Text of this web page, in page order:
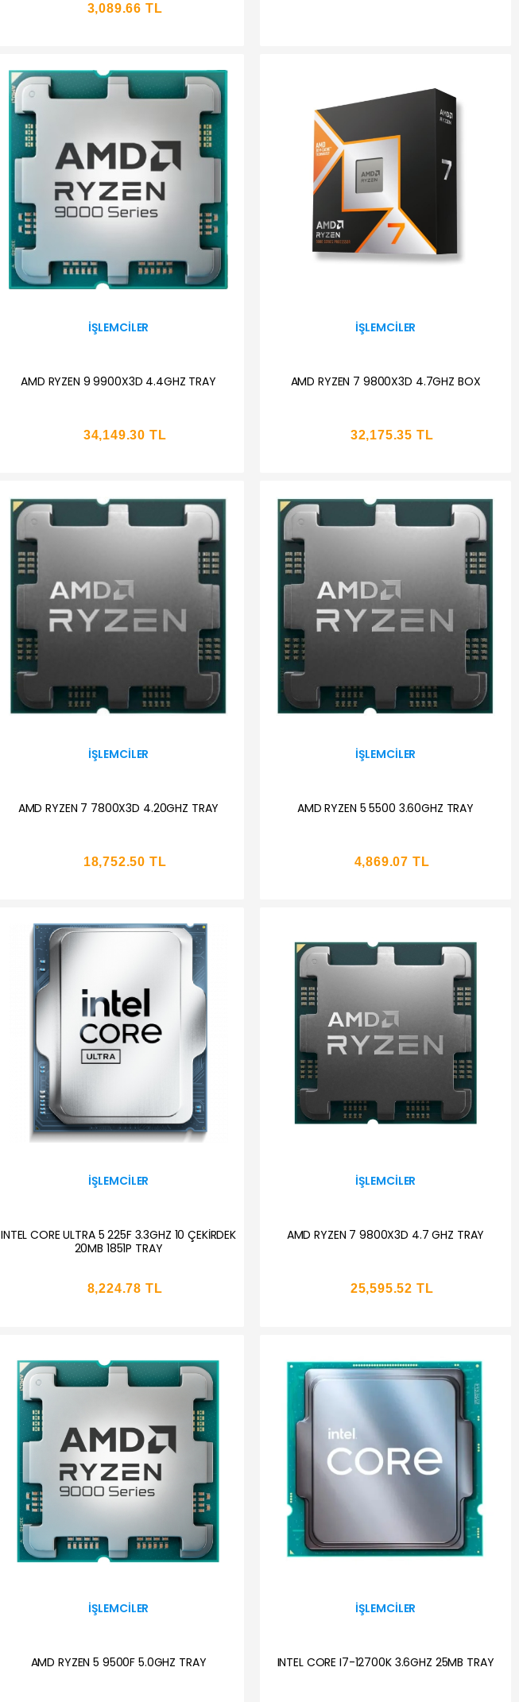
3,089.66 TL
İŞLEMCILER
AMD RYZEN 9 9900X3D 4.4GHZ TRAY
34,149.30 TL
İŞLEMCILER
AMD RYZEN 7 9800X3D 4.7GHZ BOX
32,175.35 TL
İŞLEMCILER
AMD RYZEN 7 7800X3D 4.20GHZ TRAY
18,752.50 TL
İŞLEMCILER
AMD RYZEN 5 5500 3.60GHZ TRAY
4,869.07 TL
İŞLEMCILER
INTEL CORE ULTRA 5 225F 3.3GHZ 10 ÇEKİRDEK
20MB 1851P TRAY
8,224.78 TL
İŞLEMCILER
AMD RYZEN 7 9800X3D 4.7 GHZ TRAY
25,595.52 TL
İŞLEMCILER
AMD RYZEN 5 9500F 5.0GHZ TRAY
İŞLEMCILER
INTEL CORE I7-12700K 3.6GHZ 25MB TRAY